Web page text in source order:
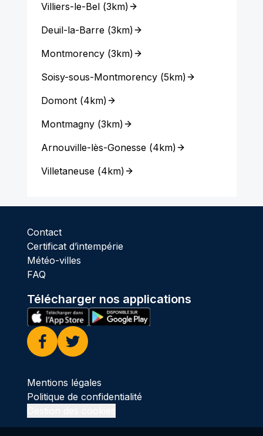
Villiers-le-Bel(3km)
Deuil-la-Barre(3km)
Montmorency(3km)
Soisy-sous-Montmorency(5km)
Domont(4km)
Montmagny(3km)
Arnouville-lès-Gonesse(4km)
Villetaneuse(4km)
Contact
Certificat d’intempérie
Météo-villes
FAQ
Télécharger nos applications
Facebook
Twitter
Mentions légales
Politique de confidentialité